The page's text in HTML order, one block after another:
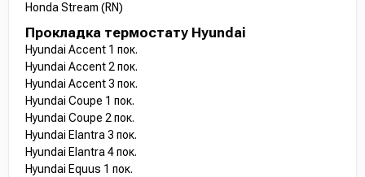
Honda Stream (RN)
Прокладка термостату Hyundai
Hyundai Accent 1 пок.
Hyundai Accent 2 пок.
Hyundai Accent 3 пок.
Hyundai Coupe 1 пок.
Hyundai Coupe 2 пок.
Hyundai Elantra 3 пок.
Hyundai Elantra 4 пок.
Hyundai Equus 1 пок.